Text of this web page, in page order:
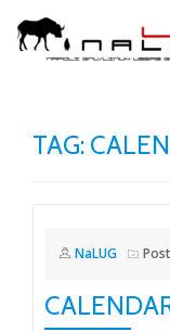
Skip
TAG:
NaLUG